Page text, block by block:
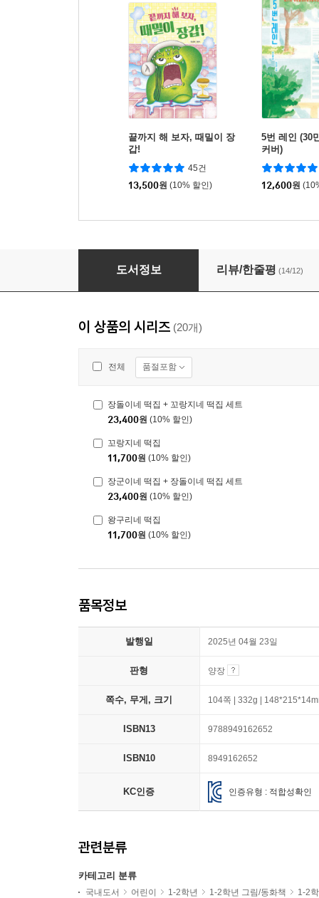
끝까지 해 보자, 때밀이 장
갑!
45건
13,500원 (10% 할인)
5번 레인 (30
커버)
12,600원
장돌이네 떡집
도서정보 리뷰/한줄평 (14/12)
이 상품의 시리즈 (20개)
전체 품절포함
장돌이네 떡집 + 꼬랑지네 떡집 세트
23,400원 (10% 할인)
꼬랑지네 떡집
11,700원 (10% 할인)
장군이네 떡집 + 장돌이네 떡집 세트
23,400원 (10% 할인)
왕구리네 떡집
11,700원 (10% 할인)
품목정보
발행일 2025년 04월 23일
판형 양장
쪽수, 무게, 크기 104쪽 | 332g |
ISBN13 9788949162652
ISBN10 8949162652
KC인증 인증유형 : 적합성확인
관련분류
카테고리 분류
국내도서 어린이 1-2학년 1-2학년 그림/동화책
1-2